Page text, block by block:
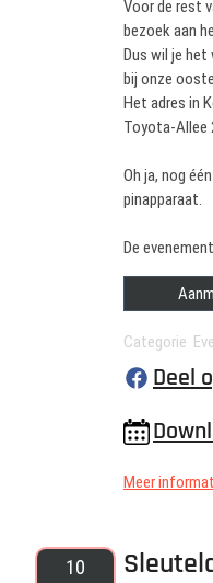
Voor de rest
bezoek aan
Dus wil je het
bij onze
Het adres in
Toyota-Allee
Oh ja, nog
pinapparaat.
De
Categorie
Deel
Meer
10